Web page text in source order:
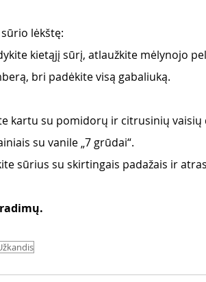
lėkštę:
kietąjį sūrį, atlaužkite mėlynojo
bri padėkite visą gabaliuką.
kartu su pomidorų ir citrusinių vaisių
su vanile „7 grūdai“.
sūrius su skirtingais padažais ir